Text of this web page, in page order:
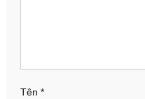
Tên *